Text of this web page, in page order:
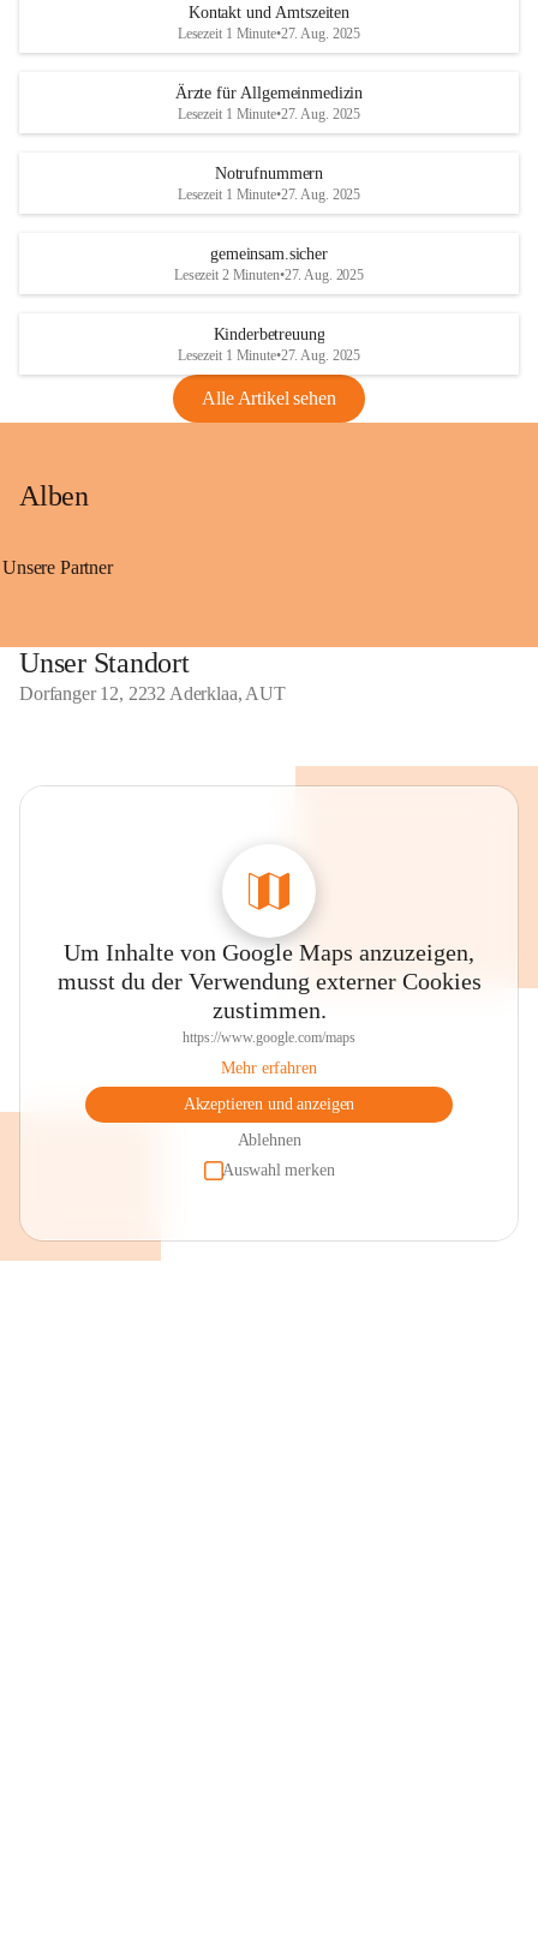
Kontakt und Amtszeiten
Lesezeit 1 Minute•27. Aug. 2025
Ärzte für Allgemeinmedizin
Lesezeit 1 Minute•27. Aug. 2025
Notrufnummern
Lesezeit 1 Minute•27. Aug. 2025
gemeinsam.sicher
Lesezeit 2 Minuten•27. Aug. 2025
Kinderbetreuung
Lesezeit 1 Minute•27. Aug. 2025
Alle Artikel sehen
Alben
Unsere Partner
Unser Standort
Dorfanger 12, 2232 Aderklaa, AUT
Um Inhalte von Google Maps anzuzeigen,
musst du der Verwendung externer Cookies
zustimmen.
https://www.google.com/maps
Mehr erfahren
Akzeptieren und anzeigen
Ablehnen
Auswahl merken